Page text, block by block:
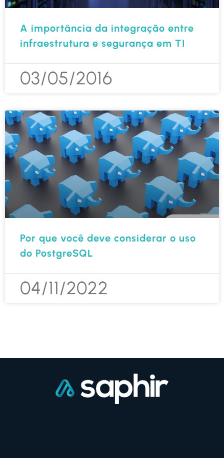
A importância da integração entre
infraestrutura e segurança em TI
03/05/2016
Por que você deve considerar o uso
do PostgreSQL
04/11/2022